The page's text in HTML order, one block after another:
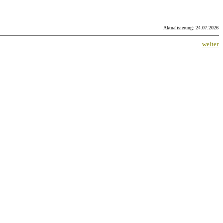
Aktualisierung: 24.07.2026
weiter